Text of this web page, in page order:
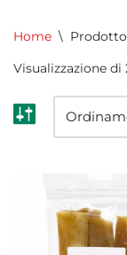
Home \
Visualizzazione